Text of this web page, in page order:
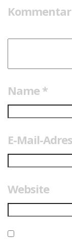
Kommentar
Name *
E-Mail-
Website